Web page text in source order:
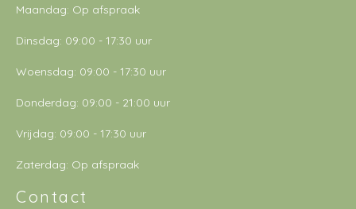
Maandag: Op afspraak
Dinsdag: 09:00 - 17:30 uur
Woensdag: 09:00 - 17:30 uur
Donderdag: 09:00 - 21:00 uur
Vrijdag: 09:00 - 17:30 uur
Zaterdag: Op afspraak
Contact